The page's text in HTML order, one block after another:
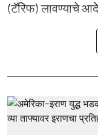
(टॅरिफ) लावण्याचे